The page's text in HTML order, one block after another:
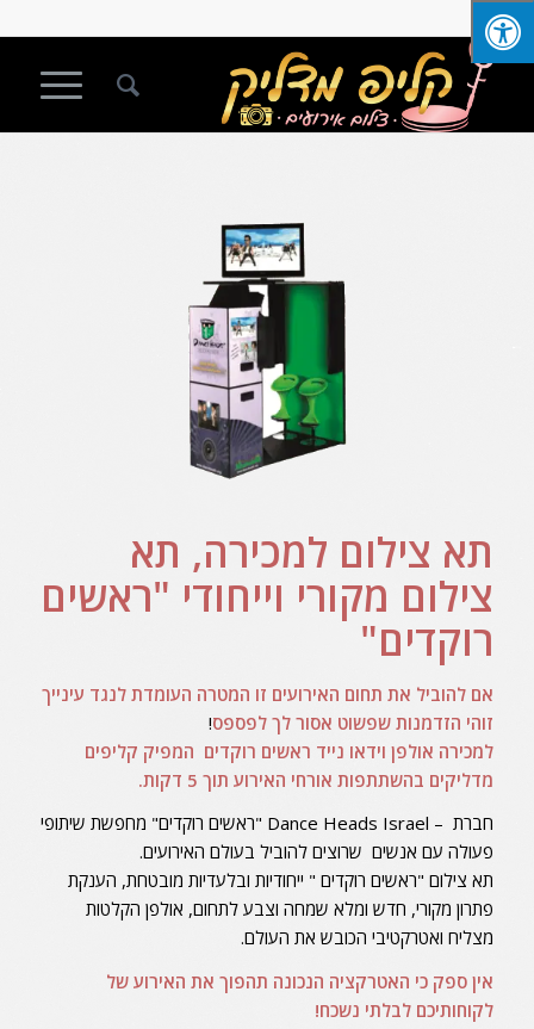
תא צילום למכירה, תא
צילום מקורי וייחודי "ראשים
רוקדים"
אם להוביל את תחום האירועים זו המטרה העומדת לנגד עינייך
זוהי הזדמנות שפשוט אסור לך לפספס!
למכירה אולפן וידאו נייד ראשים רוקדים המפיק קליפים
מדליקים בהשתתפות אורחי האירוע תוך5 דקות.
חברת – Dance Heads Israel "ראשים רוקדים" מחפשת שיתופי
פעולה עם אנשים שרוצים להוביל בעולם האירועים.
תא צילום "ראשים רוקדים " ייחודיות ובלעדיות מובטחת, הענקת
פתרון מקורי, חדש ומלא שמחה וצבע לתחום, אולפן הקלטות
מצליח ואטרקטיבי הכובש את העולם.
אין ספק כי האטרקציה הנכונה תהפוך את האירוע של
לקוחותיכם לבלתי נשכח!